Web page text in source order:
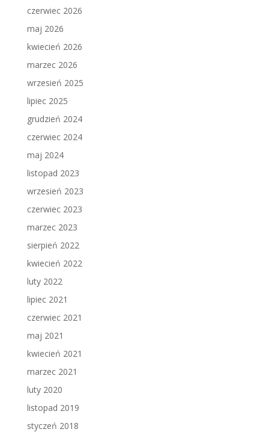
czerwiec 2026
maj 2026
kwiecień 2026
marzec 2026
wrzesień 2025
lipiec 2025
grudzień 2024
czerwiec 2024
maj 2024
listopad 2023
wrzesień 2023
czerwiec 2023
marzec 2023
sierpień 2022
kwiecień 2022
luty 2022
lipiec 2021
czerwiec 2021
maj 2021
kwiecień 2021
marzec 2021
luty 2020
listopad 2019
styczeń 2018